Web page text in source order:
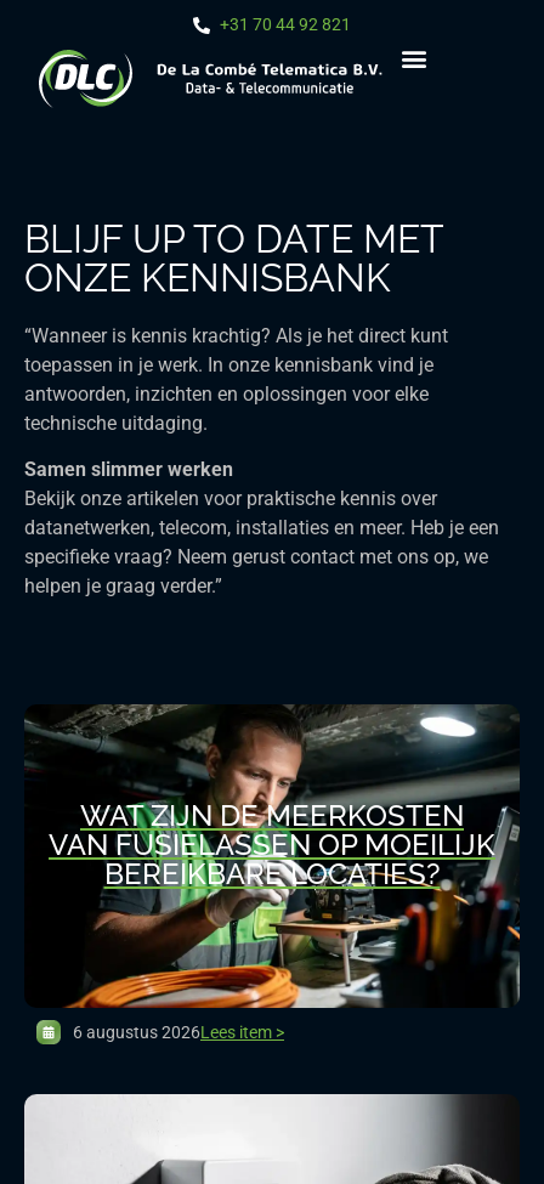
+31 70 44 92 821
BLIJF UP TO DATE MET
ONZE KENNISBANK
“Wanneer is kennis krachtig? Als je het direct kunt
toepassen in je werk. In onze kennisbank vind je
antwoorden, inzichten en oplossingen voor elke
technische uitdaging.
Samen slimmer werken
Bekijk onze artikelen voor praktische kennis over
datanetwerken, telecom, installaties en meer. Heb je een
specifieke vraag? Neem gerust contact met ons op, we
helpen je graag verder.”
WAT ZIJN DE MEERKOSTEN
VAN FUSIELASSEN OP MOEILIJK
BEREIKBARE LOCATIES?
6 augustus 2026Lees item >